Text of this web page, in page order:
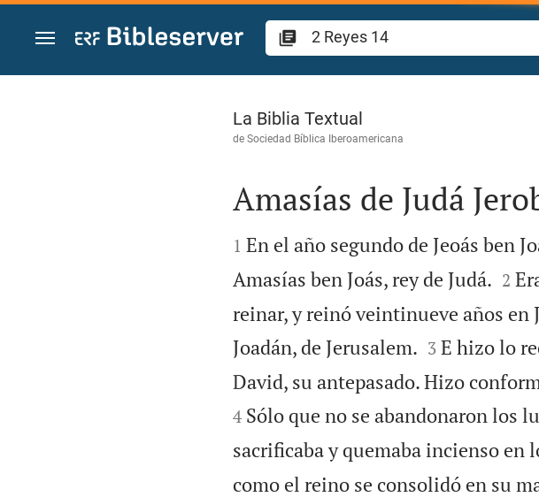
Ir a un contenido
2 Reyes 14
La Biblia Textual
de Sociedad Bíblica Iberoamericana

Amasías de Judá

1 En el año segundo de Jeoás ben
Amasías ben Joás, rey de Judá.
2
reinar, y reinó veintinueve años en
Joadán, de Jerusalem.
3 E hizo lo
David, su antepasado. Hizo
4 Sólo que no se abandonaron los
sacrificaba y quemaba incienso en
como el reino se consolidó en su